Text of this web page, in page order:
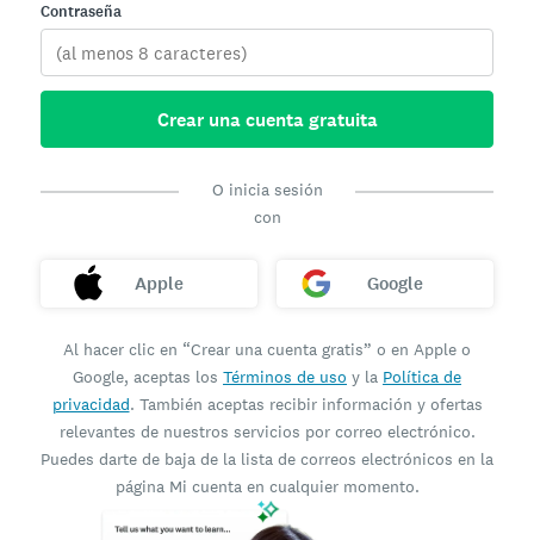
Contraseña
Crear una cuenta gratuita
O inicia sesión
con
Apple Google
Al hacer clic en “Crear una cuenta gratis” o en Apple o
Google, aceptas los Términos de uso y la Política de
privacidad. También aceptas recibir información y ofertas
relevantes de nuestros servicios por correo electrónico.
Puedes darte de baja de la lista de correos electrónicos en la
página Mi cuenta en cualquier momento.